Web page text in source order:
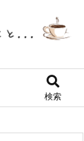
検索